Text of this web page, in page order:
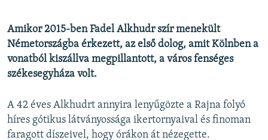
Valamennyi RFE/RL weboldal
Amikor 2015-ben Fadel Alkhudr szír menekült
Németországba érkezett, az első dolog, amit Kölnben a
vonatból kiszállva megpillantott, a város fenséges
székesegyháza volt.
A 42 éves Alkhudrt annyira lenyűgözte a Rajna folyó
híres gótikus látványossága ikertornyaival és finoman
faragott díszeivel, hogy órákon át nézegette.